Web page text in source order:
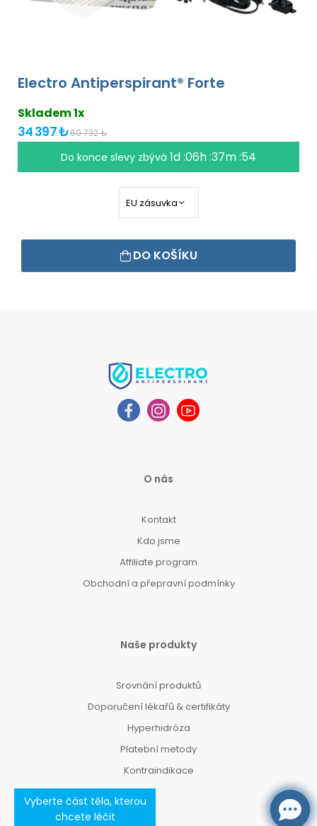
Vyberte část těla, kterou
chcete léčit
Electro Antiperspirant® Forte
Skladem 1x
34 397 ₺60 732 ₺
Do konce slevy zbývá 1d :06h :37m :54
DO KOŠÍKU
O nás
Kontakt
Kdo jsme
Affiliate program
Obchodní a přepravní podmínky
Naše produkty
Srovnání produktů
Doporučení lékařů & certifikáty
Hyperhidróza
Platební metody
Kontraindikace